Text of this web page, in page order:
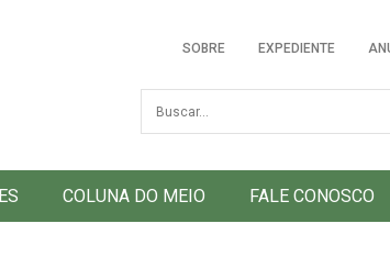
SOBRE EXPEDIENTE
Busca
COLUNA DO MEIO FALE CONOSCO